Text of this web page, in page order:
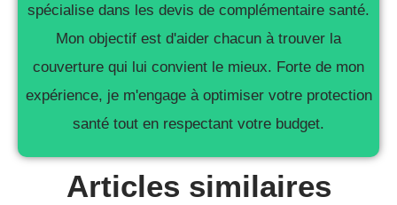
spécialise dans les devis de complémentaire santé.
Mon objectif est d'aider chacun à trouver la
couverture qui lui convient le mieux. Forte de mon
expérience, je m'engage à optimiser votre protection
santé tout en respectant votre budget.
Articles similaires